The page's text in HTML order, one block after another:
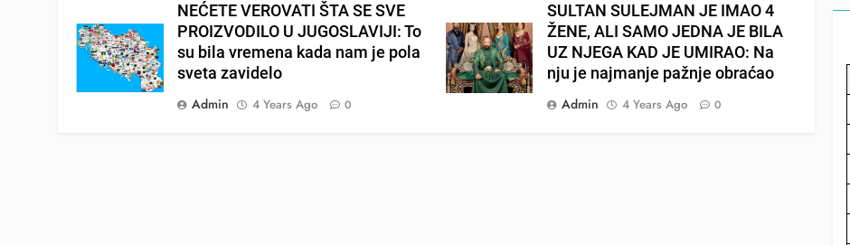
NEĆETE VEROVATI ŠTA SE SVE
PROIZVODILO U JUGOSLAVIJI: To
su bila vremena kada nam je pola
sveta zavidelo
Admin
4 Years Ago 0
SULTAN SULEJMAN JE IMAO 4
ŽENE, ALI SAMO JEDNA JE BILA
UZ NJEGA KAD JE UMIRAO: Na
nju je najmanje pažnje obraćao
Admin
4 Years Ago 0